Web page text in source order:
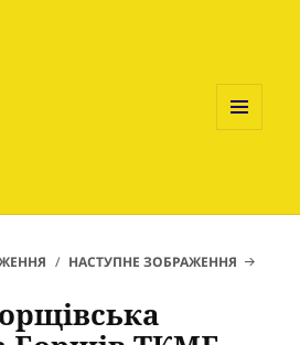
НАСТУПНЕ ЗОБРАЖЕННЯ